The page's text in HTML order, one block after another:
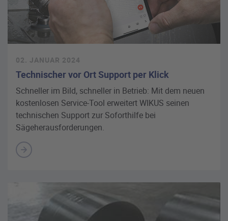
02. JANUAR 2024
Technischer vor Ort Support per Klick
Schneller im Bild, schneller in Betrieb: Mit dem neuen
kostenlosen Service-Tool erweitert WIKUS seinen
technischen Support zur Soforthilfe bei
Sägeherausforderungen.